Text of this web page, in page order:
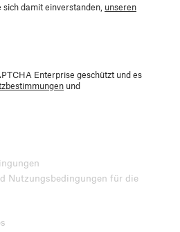
damit einverstanden, unseren
Enterprise geschützt und es
und
Nutzungsbedingungen für die